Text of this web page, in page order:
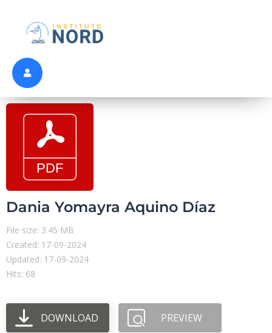
Dania Yomayra Aquino Díaz
File size: 3.45 MB
Created: 17-09-2024
Updated: 17-09-2024
Hits: 68
DOWNLOAD PREVIEW